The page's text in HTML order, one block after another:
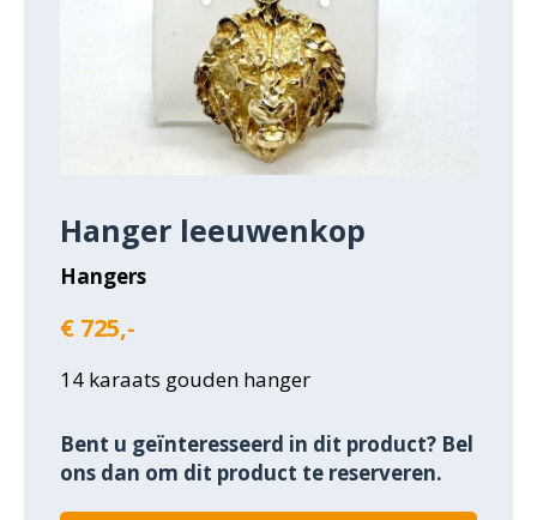
Hanger leeuwenkop
Hangers
€ 725,-
14 karaats gouden hanger
Bent u geïnteresseerd in dit product? Bel
ons dan om dit product te reserveren.